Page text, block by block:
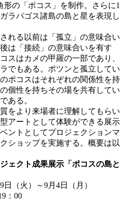
の「ポコス」を制作。さらに1
ラパゴス諸島の島と星を表現し
れる以前は「孤立」の意味合い
は「接続」の意味合いを有す
スはカメの甲羅の一部であり、
でもある。ポツンと孤立してい
ポコスはそれぞれの関係性を持
個性を持ちその場を共有してい
ある。
をより来場者に理解してもらい
アートとして体験ができる展示
ントとしてプロジェクションマ
ショップを実施する。概要は以
ェクト成果展示「ポコスの島と
（火）～9月4日（月）
：00